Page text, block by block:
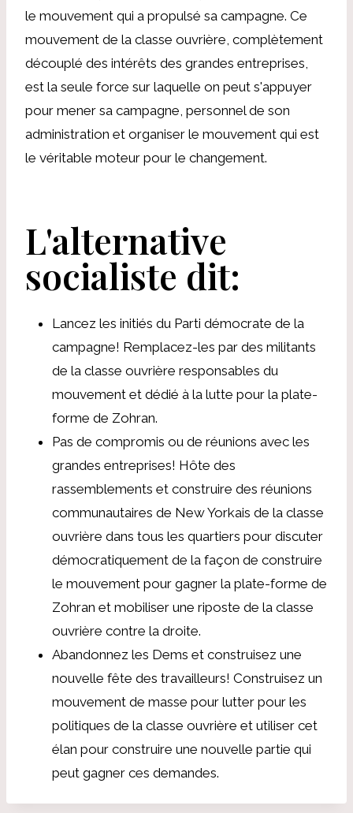
le mouvement qui a propulsé sa campagne. Ce
mouvement de la classe ouvrière, complètement
découplé des intérêts des grandes entreprises,
est la seule force sur laquelle on peut s'appuyer
pour mener sa campagne, personnel de son
administration et organiser le mouvement qui est
le véritable moteur pour le changement.
L'alternative
socialiste dit:
Lancez les initiés du Parti démocrate de la
campagne! Remplacez-les par des militants
de la classe ouvrière responsables du
mouvement et dédié à la lutte pour la plate-
forme de Zohran.
Pas de compromis ou de réunions avec les
grandes entreprises! Hôte des
rassemblements et construire des réunions
communautaires de New Yorkais de la classe
ouvrière dans tous les quartiers pour discuter
démocratiquement de la façon de construire
le mouvement pour gagner la plate-forme de
Zohran et mobiliser une riposte de la classe
ouvrière contre la droite.
Abandonnez les Dems et construisez une
nouvelle fête des travailleurs! Construisez un
mouvement de masse pour lutter pour les
politiques de la classe ouvrière et utiliser cet
élan pour construire une nouvelle partie qui
peut gagner ces demandes.